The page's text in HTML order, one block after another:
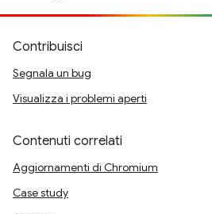
Contribuisci
Segnala un bug
Visualizza i problemi aperti
Contenuti correlati
Aggiornamenti di Chromium
Case study